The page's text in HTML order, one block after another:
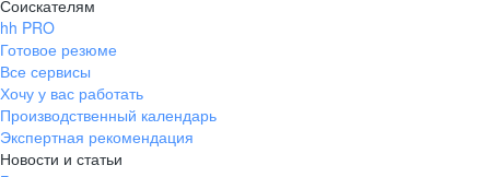
Соискателям
hh PRO
Готовое резюме
Все сервисы
Хочу у вас работать
Производственный календарь
Экспертная рекомендация
Новости и статьи